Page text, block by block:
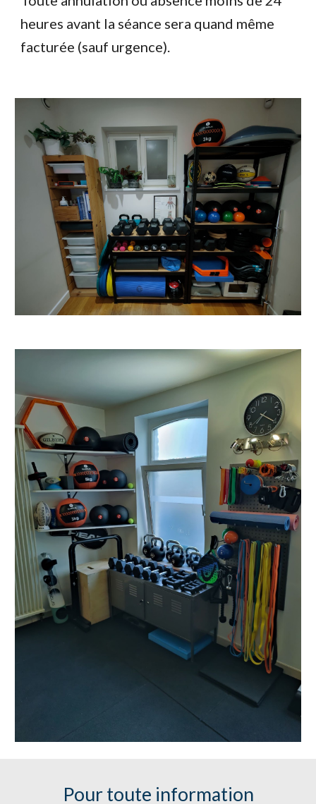
heures avant la séance sera quand même
facturée (sauf urgence).
Pour toute information